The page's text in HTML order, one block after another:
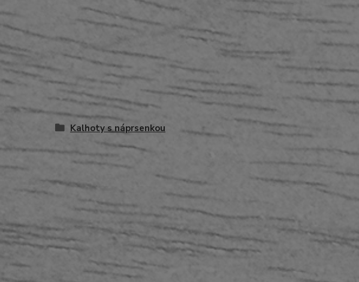
Kalhoty s náprsenkou